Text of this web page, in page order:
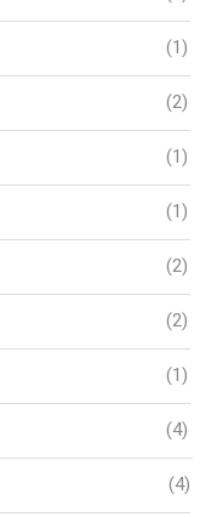
(1)
(2)
(1)
(1)
(2)
(2)
(1)
(4)
(4)